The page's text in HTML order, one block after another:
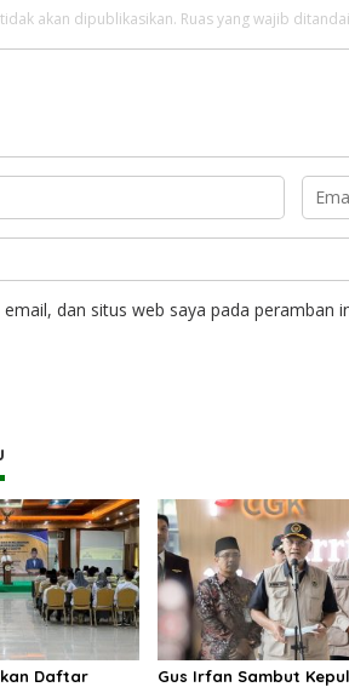
akan dipublikasikan. Ruas yang wajib ditandai
dan situs web saya pada peramban
Daftar
Gus Irfan Sambut